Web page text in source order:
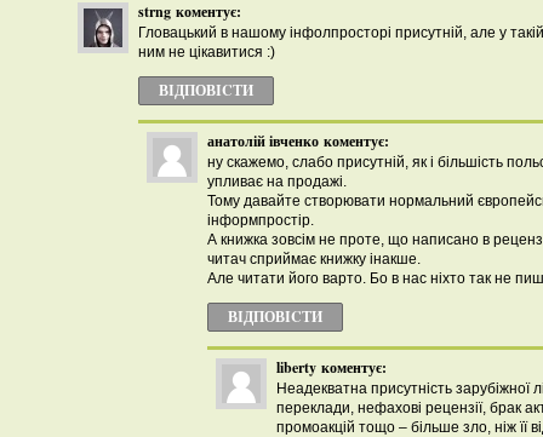
strng коментує:
Гловацький в нашому інфолпросторі присутній, але у
ним не цікавитися :)
ВІДПОВІCТИ
анатолій івченко коментує:
ну скажемо, слабо присутній, як і більшість
упливає на продажі.
Тому давайте створювати нормальний
інформпростір.
А книжка зовсім не проте, що написано в
читач сприймає книжку інакше.
Але читати його варто. Бо в нас ніхто так не
ВІДПОВІCТИ
liberty коментує:
Неадекватна присутність зарубіжної
переклади, нефахові рецензії, брак
промоакцій тощо – більше зло, ніж її